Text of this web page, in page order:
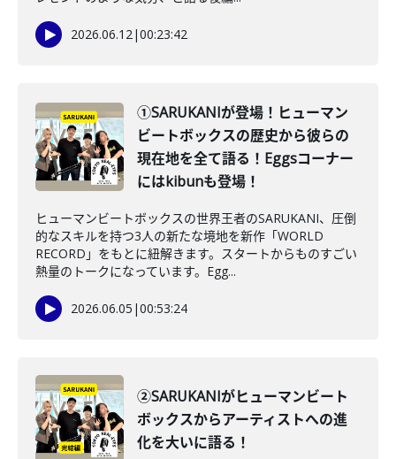
2026.06.12|00:23:42
①SARUKANIが登場！ヒューマン
ビートボックスの歴史から彼らの
現在地を全て語る！Eggsコーナー
にはkibunも登場！
ヒューマンビートボックスの世界王者のSARUKANI、圧倒
的なスキルを持つ3人の新たな境地を新作「WORLD
RECORD」をもとに紐解きます。スタートからものすごい
熱量のトークになっています。Egg...
2026.06.05 |00:53:24
②SARUKANIがヒューマンビート
ボックスからアーティストへの進
化を大いに語る！